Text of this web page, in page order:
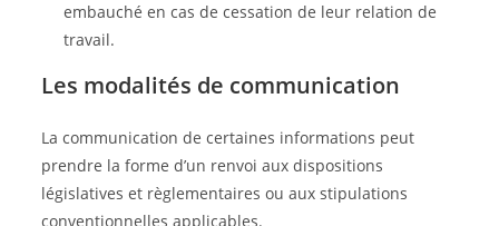
embauché en cas de cessation de leur relation de
travail.
Les modalités de communication
La communication de certaines informations peut
prendre la forme d’un renvoi aux dispositions
législatives et règlementaires ou aux stipulations
conventionnelles applicables.